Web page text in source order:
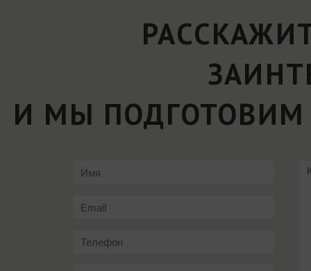
И МЫ ПОДГОТОВИМ